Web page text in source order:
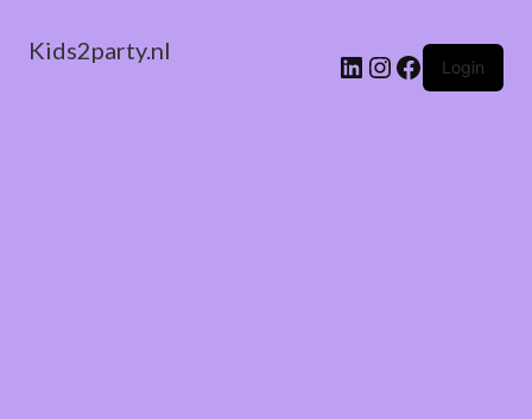
Kids2party.nl LinkedIn
Instagram
Facebook
Login